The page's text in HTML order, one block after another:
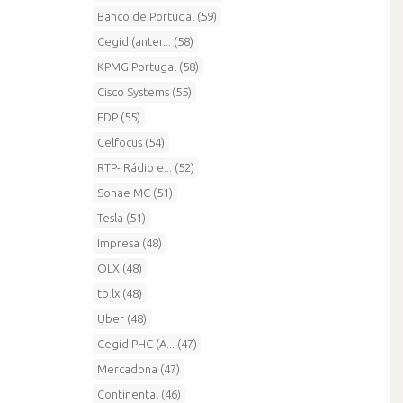
Banco de Portugal (59)
Cegid (anter... (58)
KPMG Portugal (58)
Cisco Systems (55)
EDP (55)
Celfocus (54)
RTP- Rádio e... (52)
Sonae MC (51)
Tesla (51)
Impresa (48)
OLX (48)
tb.lx (48)
Uber (48)
Cegid PHC (A... (47)
Mercadona (47)
Continental (46)